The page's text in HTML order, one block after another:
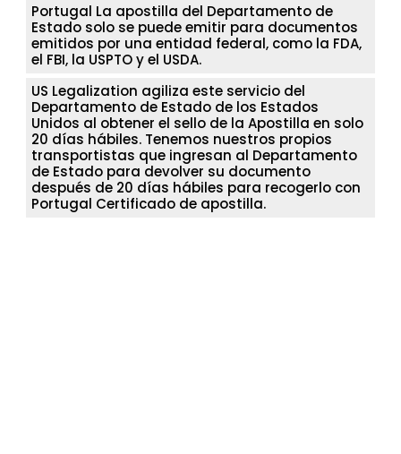
Portugal La apostilla del Departamento de
Estado solo se puede emitir para documentos
emitidos por una entidad federal, como la FDA,
el FBI, la USPTO y el USDA.
US Legalization agiliza este servicio del
Departamento de Estado de los Estados
Unidos al obtener el sello de la Apostilla en solo
20 días hábiles. Tenemos nuestros propios
transportistas que ingresan al Departamento
de Estado para devolver su documento
después de 20 días hábiles para recogerlo con
Portugal Certificado de apostilla.